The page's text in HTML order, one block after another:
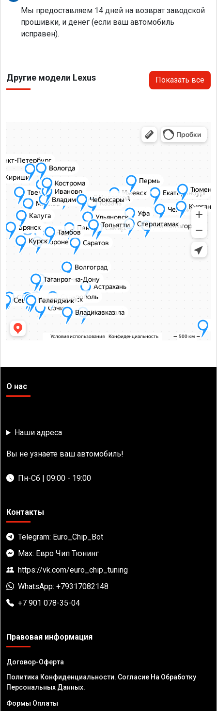
Мы предоставляем 14 дней на возврат заводской
прошивки, и денег (если ваш автомобиль
исправен).
Другие модели Lexus Показать все
О нас
Наши адреса
Вы не узнаете ваш автомобиль!
Пн-Сб | 09:00 - 19:00
Контакты
Telegram: Euro_Chip_Bot
Max: Евро Чип Тюнинг
https://vk.com/euro_chip_tuning
WhatsApp: +79317082148
+7 901 078-35-04
Правовая информация
Договор-Оферта
Политика Конфиденциальности. Согласие На Обработку
Персональных Данных.
Формы Оплаты